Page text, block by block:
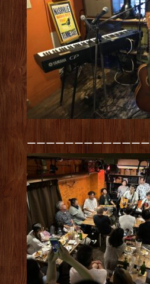
ーーーーーーーーーーーーー